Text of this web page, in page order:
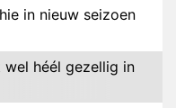
in nieuw seizoen
wel héél gezellig in